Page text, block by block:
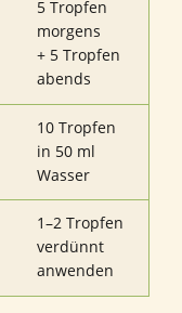
5 Tropfen
morgens
+ 5 Tropfen
abends
10 Tropfen
in 50 ml
Wasser
1–2 Tropfen
verdünnt
anwenden